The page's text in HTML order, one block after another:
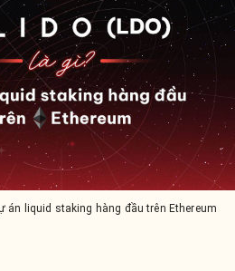
án liquid staking hàng đầu trên Ethereum